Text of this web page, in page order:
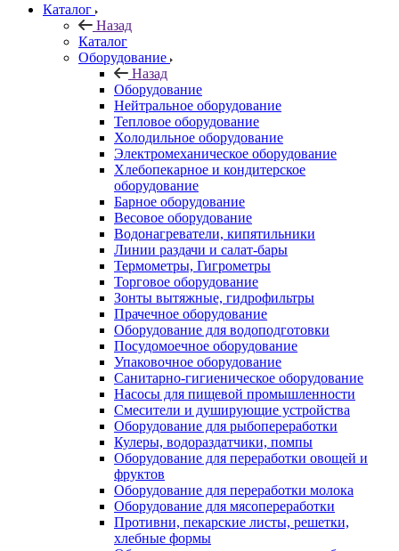
Каталог
Назад
Каталог
Оборудование
Назад
Оборудование
Нейтральное оборудование
Тепловое оборудование
Холодильное оборудование
Электромеханическое оборудование
Хлебопекарное и кондитерское
оборудование
Барное оборудование
Весовое оборудование
Водонагреватели, кипятильники
Линии раздачи и салат-бары
Термометры, Гигрометры
Торговое оборудование
Зонты вытяжные, гидрофильтры
Прачечное оборудование
Оборудование для водоподготовки
Посудомоечное оборудование
Упаковочное оборудование
Санитарно-гигиеническое оборудование
Насосы для пищевой промышленности
Смесители и душирующие устройства
Оборудование для рыбопереработки
Кулеры, водораздатчики, помпы
Оборудование для переработки овощей и
фруктов
Оборудование для переработки молока
Оборудование для мясопереработки
Противни, пекарские листы, решетки,
хлебные формы